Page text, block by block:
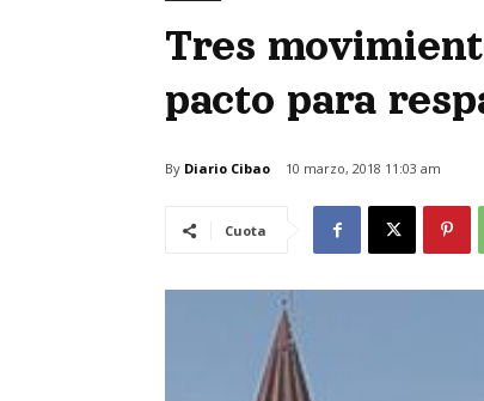
Tres
pacto para
By Diario Cibao 10 marzo, 2018 11:03 am
Cuota